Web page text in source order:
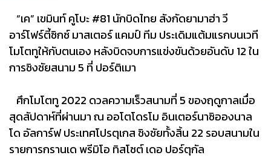
“เค” เขมินท์ คูโบะ #81 นักบิดไทย สังกัดยามาฮ่า วี
อาร์โฟร์ตี้ซิกซ์ มาสเตอร์ แคมป์ ทีม ประเดิมแต้มแรกบนเวที
โมโตทูให้กับตนเอง หลังบิดจบการแข่งขันด้วยอันดับ 12 ใน
การชิงชัยสนาม 5 ที่ ปอร์ติเมา
ศึกโมโตทู 2022 ดวลความเร็วสนามที่ 5 ของฤดูกาลเมื่อ
สุดสัปดาห์ที่ผ่านมา ณ ออโตโดรโม อินเตอร์นาซิอองนาล
โด อัลการ์ฟ ประเทศโปรตุเกส ชิงชัยทั้งสิ้น 22 รอบสนามใน
รายการกรานเด พรีมิโอ ทิสโซต์ เดอ ปอร์ตุกัล